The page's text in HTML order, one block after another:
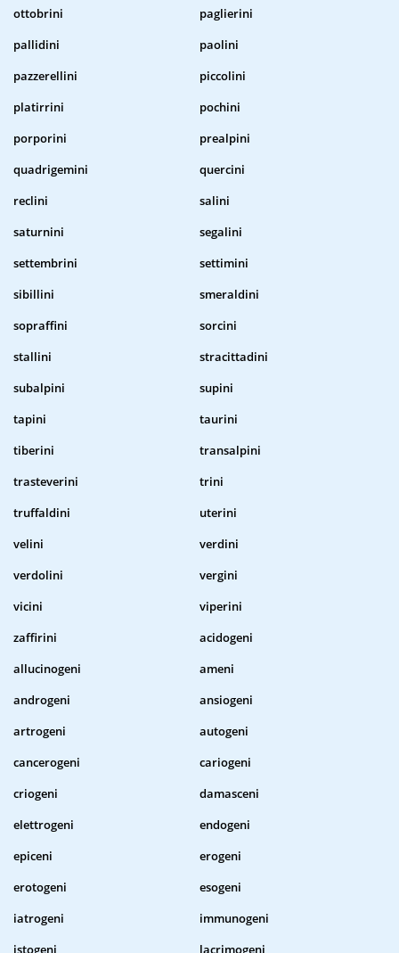
ottobrini
paglierini
pallidini
paolini
pazzerellini
piccolini
platirrini
pochini
porporini
prealpini
quadrigemini
quercini
reclini
salini
saturnini
segalini
settembrini
settimini
sibillini
smeraldini
sopraffini
sorcini
stallini
stracittadini
subalpini
supini
tapini
taurini
tiberini
transalpini
trasteverini
trini
truffaldini
uterini
velini
verdini
verdolini
vergini
vicini
viperini
zaffirini
acidogeni
allucinogeni
ameni
androgeni
ansiogeni
artrogeni
autogeni
cancerogeni
cariogeni
criogeni
damasceni
elettrogeni
endogeni
epiceni
erogeni
erotogeni
esogeni
iatrogeni
immunogeni
istogeni
lacrimogeni